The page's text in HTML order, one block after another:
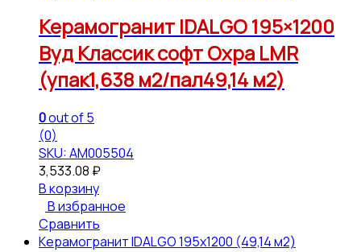
Керамогранит IDALGO 195×1200
Вуд Классик софт Охра LMR
(упак1,638 м2/пал49,14 м2)
0out of 5
(0)
SKU: АМ005504
3,533.08 ₽
В корзину
В избранное
Сравнить
Керамогранит IDALGO 195x1200 (49,14 м2)